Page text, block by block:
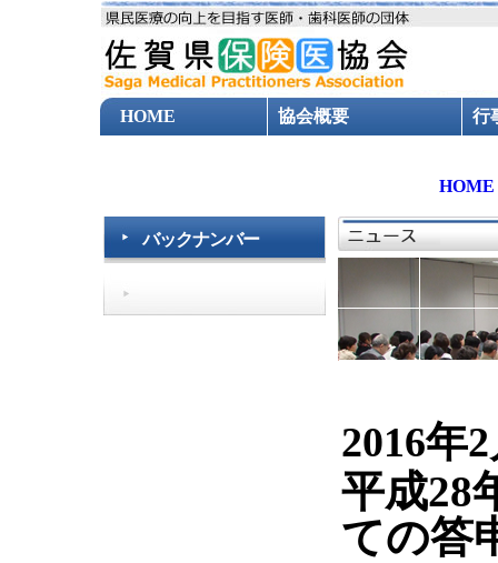
HOME 協会概要 行
HOME
バックナンバー
2016年
平成28
ての答